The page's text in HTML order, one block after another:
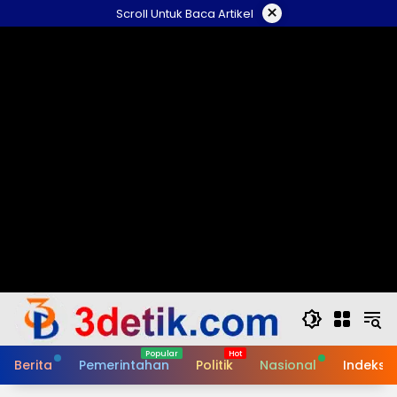
to
Scroll Untuk Baca Artikel ×
Berita Pemerintahan Politik Nasional Indeks